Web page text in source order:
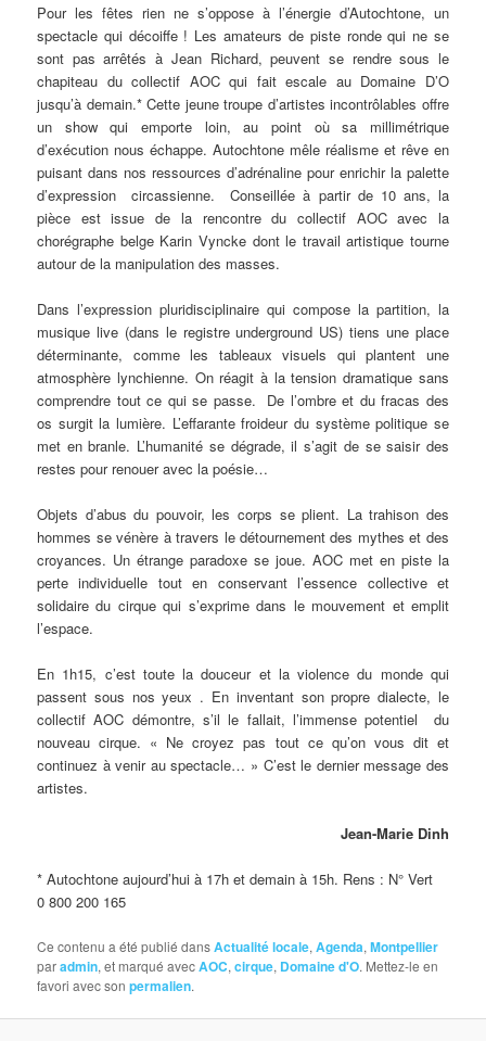
Pour les fêtes rien ne s’oppose à l’énergie d’Autochtone, un
spectacle qui décoiffe ! Les amateurs de piste ronde qui ne se
sont pas arrêtés à Jean Richard, peuvent se rendre sous le
chapiteau du collectif AOC qui fait escale au Domaine D’O
jusqu’à demain.* Cette jeune troupe d’artistes incontrôlables offre
un show qui emporte loin, au point où sa millimétrique
d’exécution nous échappe. Autochtone mêle réalisme et rêve en
puisant dans nos ressources d’adrénaline pour enrichir la palette
d’expression circassienne. Conseillée à partir de 10 ans, la
pièce est issue de la rencontre du collectif AOC avec la
chorégraphe belge Karin Vyncke dont le travail artistique tourne
autour de la manipulation des masses.
Dans l’expression pluridisciplinaire qui compose la partition, la
musique live (dans le registre underground US) tiens une place
déterminante, comme les tableaux visuels qui plantent une
atmosphère lynchienne. On réagit à la tension dramatique sans
comprendre tout ce qui se passe. De l’ombre et du fracas des
os surgit la lumière. L’effarante froideur du système politique se
met en branle. L’humanité se dégrade, il s’agit de se saisir des
restes pour renouer avec la poésie…
Objets d’abus du pouvoir, les corps se plient. La trahison des
hommes se vénère à travers le détournement des mythes et des
croyances. Un étrange paradoxe se joue. AOC met en piste la
perte individuelle tout en conservant l’essence collective et
solidaire du cirque qui s’exprime dans le mouvement et emplit
l’espace.
En 1h15, c’est toute la douceur et la violence du monde qui
passent sous nos yeux . En inventant son propre dialecte, le
collectif AOC démontre, s’il le fallait, l’immense potentiel du
nouveau cirque. « Ne croyez pas tout ce qu’on vous dit et
continuez à venir au spectacle… » C’est le dernier message des
artistes.
Jean-Marie Dinh
* Autochtone aujourd’hui à 17h et demain à 15h. Rens : N° Vert
0 800 200 165
Ce contenu a été publié dansActualité locale,Agenda,Montpellier
paradmin, et marqué avecAOC,cirque, Domaine d'O. Mettez-le en
favori avec sonpermalien.